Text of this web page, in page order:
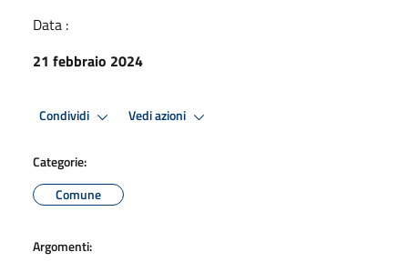
Data :
21 febbraio 2024
Condividi Vedi azioni
Categorie:
Comune
Argomenti: